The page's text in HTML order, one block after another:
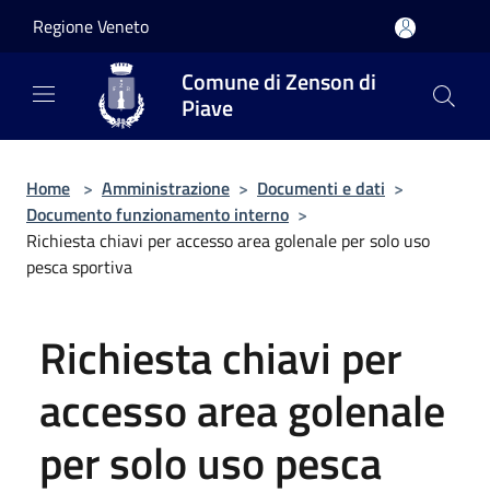
Regione Veneto
Comune di Zenson di
Piave
Home > Amministrazione > Documenti e dati >
Documento funzionamento interno >
Richiesta chiavi per accesso area golenale per solo uso
pesca sportiva
Richiesta chiavi per
accesso area golenale
per solo uso pesca